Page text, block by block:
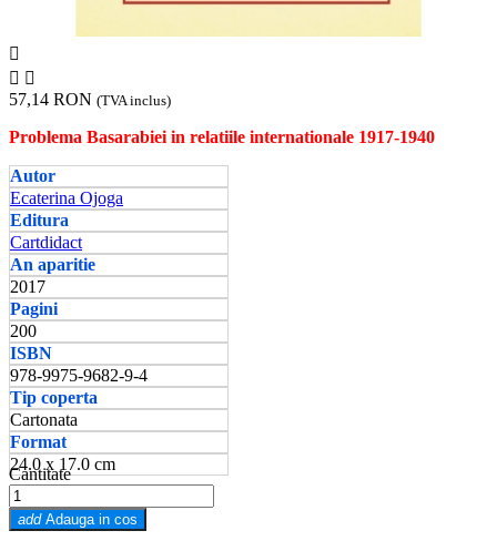

 
57,14 RON (TVA inclus)
Problema Basarabiei in relatiile internationale 1917-1940
Autor
Ecaterina Ojoga
Editura
Cartdidact
An aparitie
2017
Pagini
200
ISBN
978-9975-9682-9-4
Tip coperta
Cartonata
Format
24.0 x 17.0 cm
Cantitate
add Adauga in cos